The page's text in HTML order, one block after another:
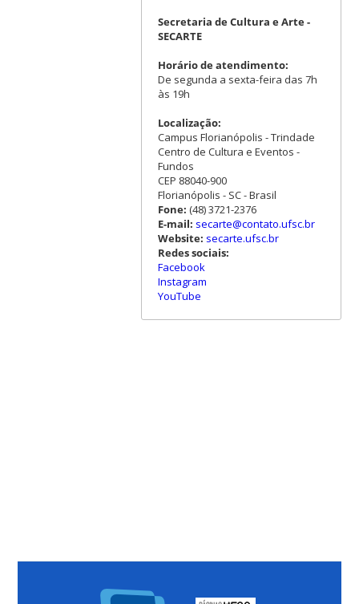
Secretaria de Cultura e Arte -
SECARTE
Horário de atendimento:
De segunda a sexta-feira das 7h
às 19h
Localização:
Campus Florianópolis - Trindade
Centro de Cultura e Eventos -
Fundos
CEP 88040-900
Florianópolis - SC - Brasil
Fone: (48) 3721-2376
E-mail: secarte@contato.ufsc.br
Website: secarte.ufsc.br
Redes sociais:
Facebook
Instagram
YouTube